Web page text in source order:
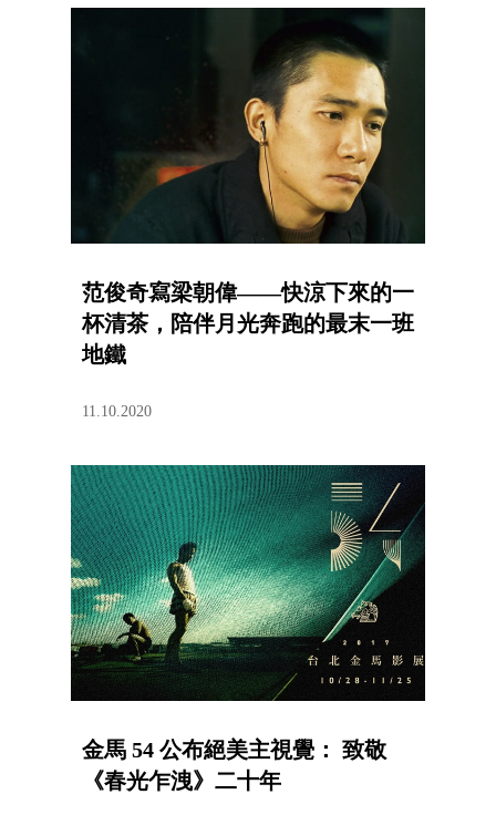
范俊奇寫梁朝偉——快涼下來的一
杯清茶，陪伴月光奔跑的最末一班
地鐵
11.10.2020
金馬 54 公布絕美主視覺： 致敬
《春光乍洩》二十年